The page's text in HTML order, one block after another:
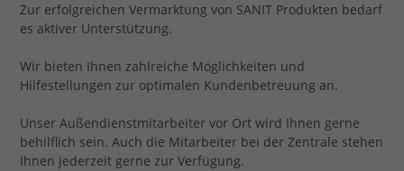
Zur erfolgreichen Vermarktung von SANIT Produkten bedarf
es aktiver Unterstützung.
Wir bieten Ihnen zahlreiche Möglichkeiten und
Hilfestellungen zur optimalen Kundenbetreuung an.
Unser Außendienstmitarbeiter vor Ort wird Ihnen gerne
behilflich sein. Auch die Mitarbeiter bei der Zentrale stehen
Ihnen jederzeit gerne zur Verfügung.